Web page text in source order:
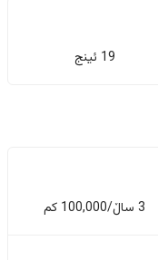
19 ئینج
3 ساڵ/100,000 کم